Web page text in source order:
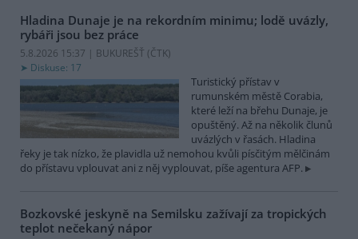
Hladina Dunaje je na rekordním minimu; lodě uvázly,
rybáři jsou bez práce
5.8.2026 15:37 | BUKUREŠŤ (ČTK)
Diskuse: 17
Turistický přístav v
rumunském městě Corabia,
které leží na břehu Dunaje, je
opuštěný. Až na několik člunů
uvázlých v řasách. Hladina
řeky je tak nízko, že plavidla už nemohou kvůli písčitým mělčinám
do přístavu vplouvat ani z něj vyplouvat, píše agentura AFP.
Bozkovské jeskyně na Semilsku zažívají za tropických
teplot nečekaný nápor